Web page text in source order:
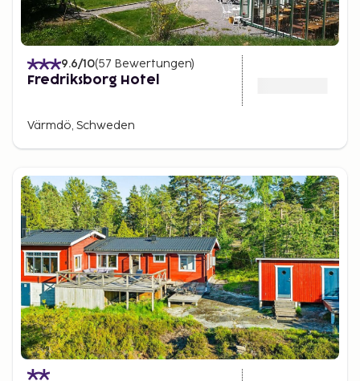
9.6/10(57 Bewertungen)
Fredriksborg Hotel
Värmdö, Schweden